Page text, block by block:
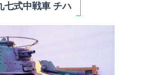
七式中戦車 チハ